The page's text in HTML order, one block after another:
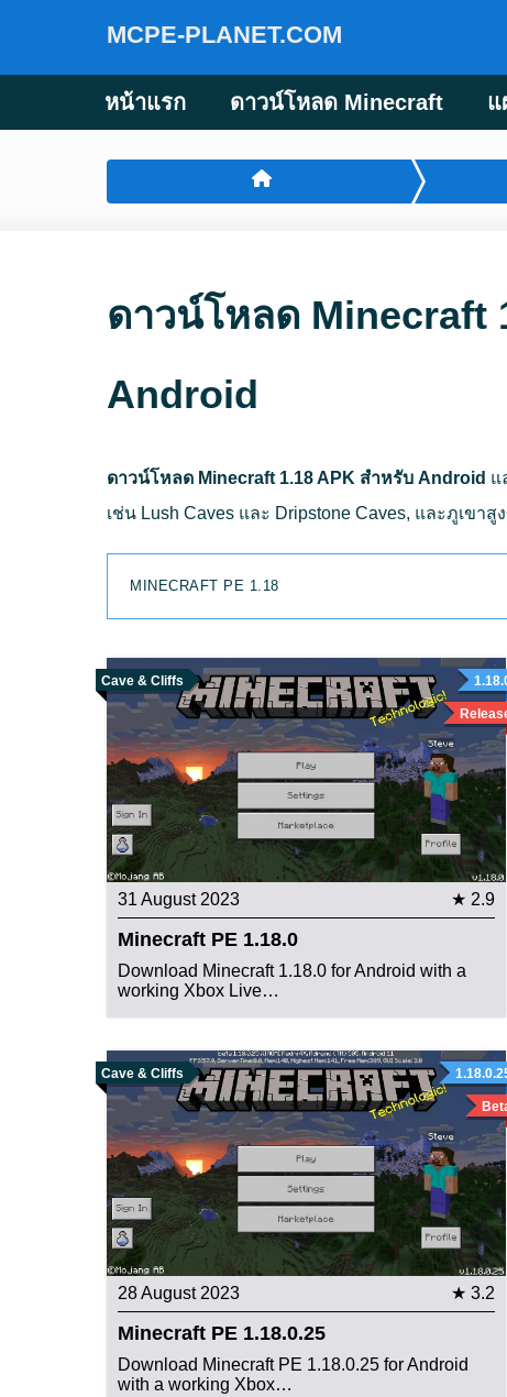
MCPE-PLANET.COM
หน้าแรก ดาวน์โหลด Minecraft แ
ดาวน์โหลด Minecraft
Android
ดาวน์โหลด Minecraft 1.18 APK สำหรับ Android แ
เช่น Lush Caves และ Dripstone Caves, และภูเข
MINECRAFT PE 1.18
Cave & Cliffs
31 August 2023 ★ 2.9
Minecraft PE 1.18.0
Download Minecraft 1.18.0 for Android with a
working Xbox Live…
Cave & Cliffs
28 August 2023 ★ 3.2
Minecraft PE 1.18.0.25
Download Minecraft PE 1.18.0.25 for Android
with a working Xbox…